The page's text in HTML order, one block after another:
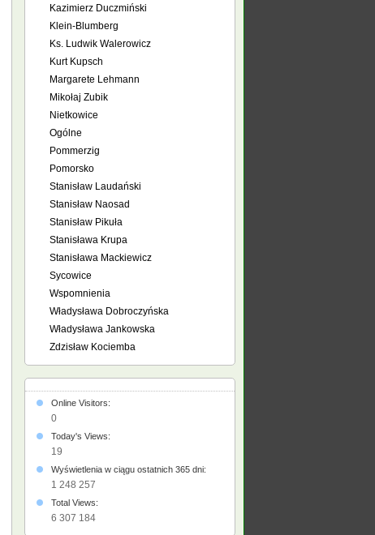
Kazimierz Duczmiński
Klein-Blumberg
Ks. Ludwik Walerowicz
Kurt Kupsch
Margarete Lehmann
Mikołaj Zubik
Nietkowice
Ogólne
Pommerzig
Pomorsko
Stanisław Laudański
Stanisław Naosad
Stanisław Pikuła
Stanisława Krupa
Stanisława Mackiewicz
Sycowice
Wspomnienia
Władysława Dobroczyńska
Władysława Jankowska
Zdzisław Kociemba
Online Visitors:
0
Today's Views:
19
Wyświetlenia w ciągu ostatnich 365 dni:
1 248 257
Total Views:
6 307 184